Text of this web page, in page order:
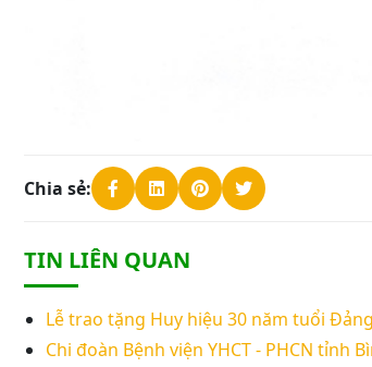
Chia sẻ:
TIN LIÊN QUAN
Lễ trao tặng Huy hiệu 30 năm tuổi
Chi đoàn Bệnh viện YHCT - PHCN